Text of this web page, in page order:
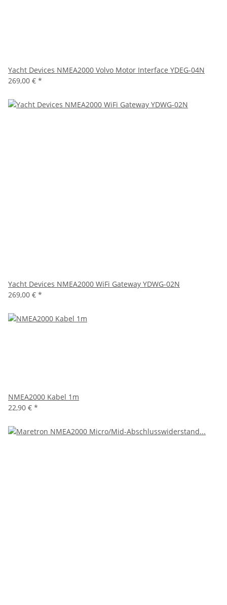
Yacht Devices NMEA2000 Volvo Motor Interface YDEG-04N
269,00 € *
Yacht Devices NMEA2000 WiFi Gateway YDWG-02N
269,00 € *
NMEA2000 Kabel 1m
22,90 € *